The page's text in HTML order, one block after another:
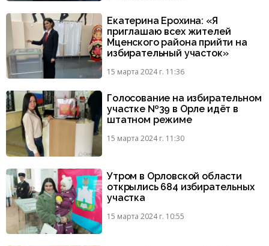
Екатерина Ерохина: «Я
приглашаю всех жителей
Мценского района прийти на
избирательный участок»
15 марта 2024 г. 11:36
Голосование на избирательном
участке №39 в Орле идёт в
штатном режиме
15 марта 2024 г. 11:30
Утром в Орловской области
открылись 684 избирательных
участка
15 марта 2024 г. 10:55